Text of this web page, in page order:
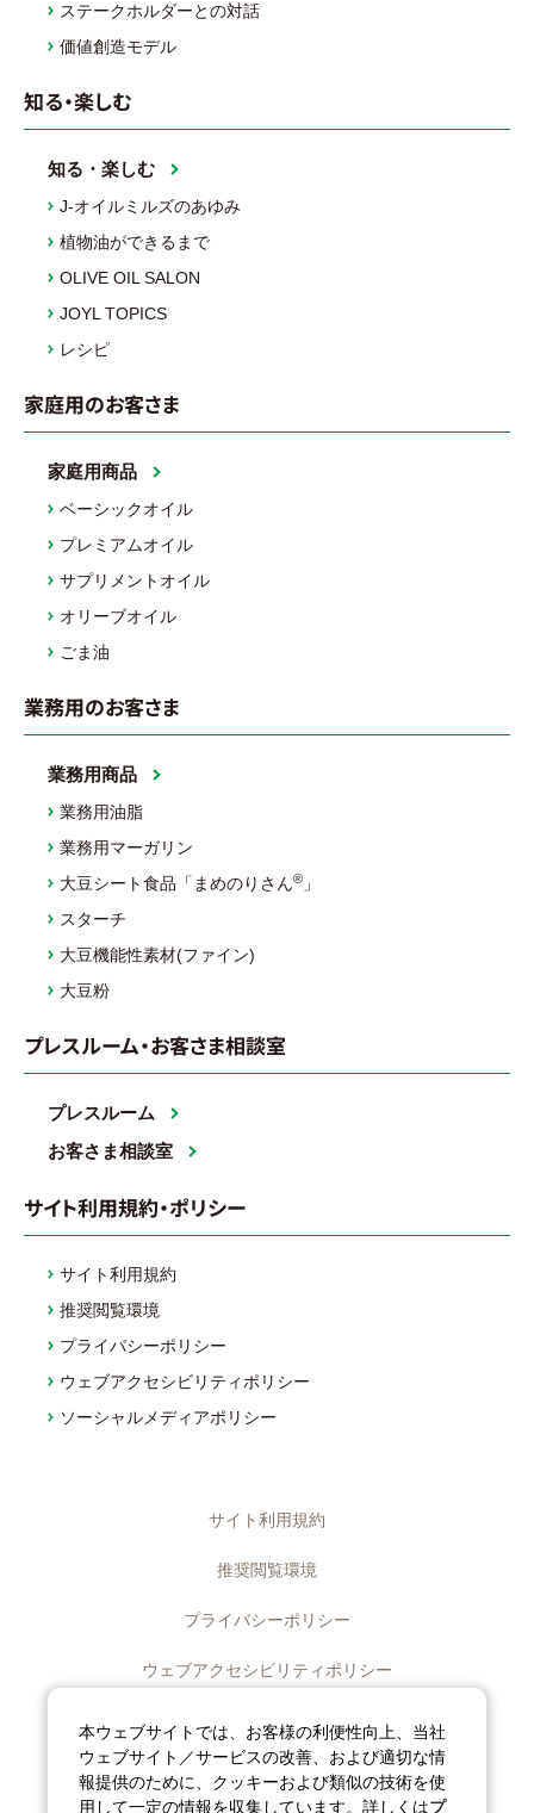
ステークホルダーとの対話
価値創造モデル
知る・楽しむ
知る・楽しむ
J-オイルミルズのあゆみ
植物油ができるまで
OLIVE OIL SALON
JOYL TOPICS
レシピ
家庭用のお客さま
家庭用商品
ベーシックオイル
プレミアムオイル
サプリメントオイル
オリーブオイル
ごま油
業務用のお客さま
業務用商品
業務用油脂
業務用マーガリン
大豆シート食品「まめのりさん® 」
スターチ
大豆機能性素材(ファイン)
大豆粉
プレスルーム・お客さま相談室
プレスルーム
お客さま相談室
サイト利用規約・ポリシー
サイト利用規約
推奨閲覧環境
プライバシーポリシー
ウェブアクセシビリティポリシー
ソーシャルメディアポリシー
サイト利用規約
推奨閲覧環境
プライバシーポリシー
ウェブアクセシビリティポリシー
ディスクロージャーポリシー
ソーシャルメディアポリシー
本ウェブサイトでは、お客様の利便性向上、当社
ウェブサイト／サービスの改善、および適切な情
報提供のために、クッキーおよび類似の技術を使
用して一定の情報を収集しています。詳しくはプ